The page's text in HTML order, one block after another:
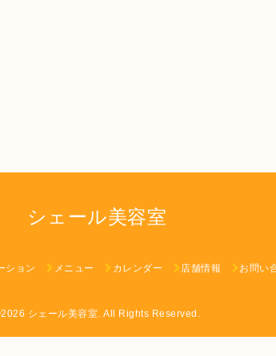
シェール美容室
ション メニュー カレンダー 店舗情報 お問い
シェール美容室. All Rights Reserved.